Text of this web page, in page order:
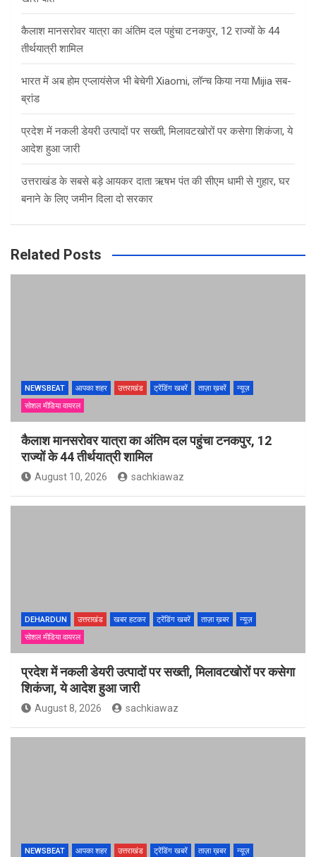
कैलाश मानसरोवर यात्रा का अंतिम दल पहुंचा टनकपुर, 12 राज्यों के 44
तीर्थयात्री शामिल
भारत में अब होम एप्लायंसेज भी बेचेगी Xiaomi, लॉन्च किया नया Mijia सब-
ब्रांड
प्रदेश में नकली डेयरी उत्पादों पर सख्ती, मिलावटखोरों पर कसेगा शिकंजा, ये
आदेश हुआ जारी
उत्तराखंड के सबसे बड़े आयकर दाता ऋषभ पंत की सीएम धामी से गुहार, घर
बनाने के लिए जमीन दिला दो सरकार
Related Posts
NEWSBEAT आपका शहर उत्तराखंड ट्रेंडिंग खबरें ताज़ा ख़बरें
न्यूज़
सोशल मीडिया वायरल
कैलाश मानसरोवर यात्रा का अंतिम दल पहुंचा टनकपुर, 12
राज्यों के 44 तीर्थयात्री शामिल
August 10, 2026 sachkiawaz
DEHARDUN उत्तराखंड खबर हटकर ट्रेंडिंग खबरें ताज़ा ख़बर
न्यूज़
सोशल मीडिया वायरल
प्रदेश में नकली डेयरी उत्पादों पर सख्ती, मिलावटखोरों पर कसेगा
शिकंजा, ये आदेश हुआ जारी
August 8, 2026 sachkiawaz
NEWSBEAT आपका शहर उत्तराखंड ट्रेंडिंग खबरें ताज़ा ख़बर
न्यूज़